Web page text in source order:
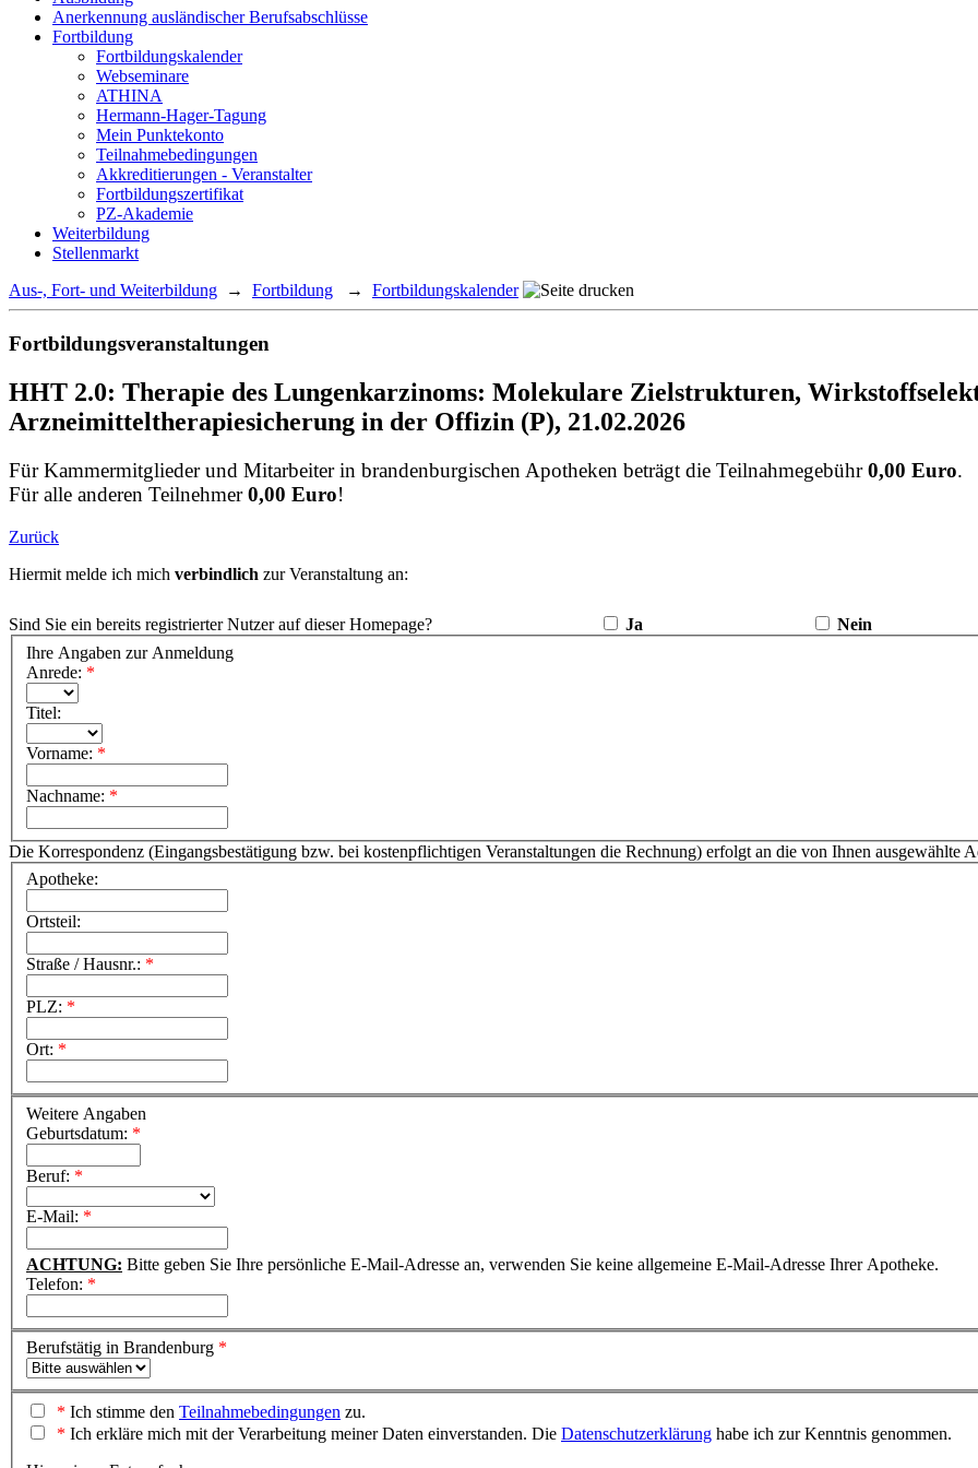
Anerkennung ausländischer Berufsabschlüsse
Fortbildung
Fortbildungskalender
Webseminare
ATHINA
Hermann-Hager-Tagung
Mein Punktekonto
Teilnahmebedingungen
Akkreditierungen - Veranstalter
Fortbildungszertifikat
PZ-Akademie
Weiterbildung
Stellenmarkt
Aus-, Fort- und Weiterbildung → Fortbildung → Fortbildungskalender
Fortbildungsveranstaltungen
HHT 2.0: Therapie des Lungenkarzinoms: Molekulare Zielstrukturen,
Arzneimitteltherapiesicherung in der Offizin (P), 21.02.2026
Für Kammermitglieder und Mitarbeiter in brandenburgischen Apotheken beträgt die Teilnahmegebühr0,00 Euro.
Für alle anderen Teilnehmer0,00 Euro!
Zurück
Hiermit melde ich mich verbindlich zur Veranstaltung an:
Sind Sie ein bereits registrierter Nutzer auf dieser Homepage? Ja
Nein
Ihre Angaben zur Anmeldung
Anrede: *
Titel:
Vorname: *
Nachname: *
Die Korrespondenz (Eingangsbestätigung bzw. bei kostenpflichtigen Veranstaltungen die Rechnung) erfolgt an die von Ihnen ausgewählte
Apotheke:
Ortsteil:
Straße / Hausnr.: *
PLZ: *
Ort: *
Weitere Angaben
Geburtsdatum: *
Beruf: *
E-Mail: *
ACHTUNG: Bitte geben Sie Ihre persönliche E-Mail-Adresse an, verwenden Sie keine allgemeine E-Mail-Adresse Ihrer Apotheke.
Telefon: *
Berufstätig in Brandenburg *
* Ich stimme den Teilnahmebedingungen zu.
* Ich erkläre mich mit der Verarbeitung meiner Daten einverstanden. Die Datenschutzerklärung habe ich zur Kenntnis genommen.